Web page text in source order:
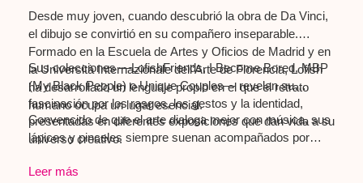
Desde muy joven, cuando descubrió la obra de Da Vinci,
el dibujo se convirtió en su compañero inseparable.
Formado en la Escuela de Artes y Oficios de Madrid y en
la Università Internazionale dell’Arte de Florencia, Lofish
ha desarrollado un lenguaje propio en el que el retrato
humano ocupa un lugar esencial.
Sus colecciones —LofishFriends, I Become Bored, MBP
(My Black People) o Unique Couples— revelan su
fascinación por los rasgos, los gestos y la identidad,
presentadas en diferentes exposiciones que dan vida a su
universo creativo.
Convencido de que el arte dialoga mejor con música, sus
lápices y pinceles siempre suenan acompañados por
Frank Zappa: “Music is the best!”
Leer más